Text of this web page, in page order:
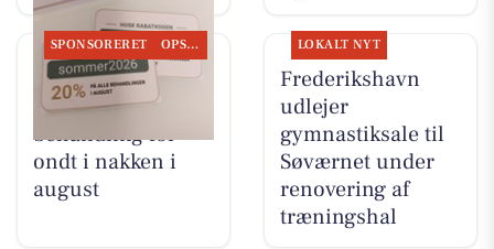
SPONSORERET OPSLAGSTAVLEN
Ro & velvære
tilbyder 20% på
behandling for
ondt i nakken i
august
LOKALT NYT
Frederikshavn
udlejer
gymnastiksale til
Søværnet under
renovering af
træningshal